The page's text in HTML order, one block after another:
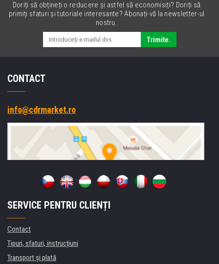
Doriți să obțineți o reducere și astfel să economisiți? Doriți să
primiți sfaturi și tutoriale interesante? Abonați-vă la newsletter-ul
nostru.
Trimite.
CONTACT
info@cdrmarket.ro
SERVICE PENTRU CLIENȚI
Contact
Tipuri, sfaturi, instrucțiuni
Transport şi plată